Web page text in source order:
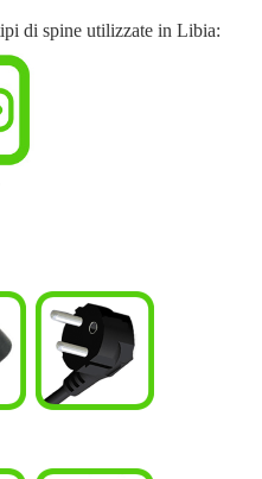
di spine utilizzate in Libia: